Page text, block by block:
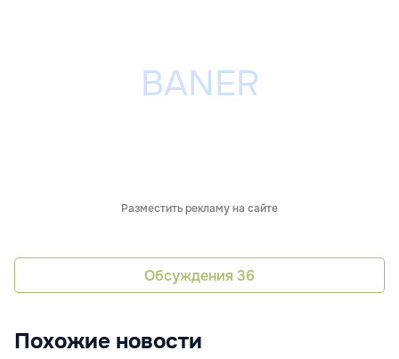
Разместить рекламу на сайте
Обсуждения 36
Похожие новости